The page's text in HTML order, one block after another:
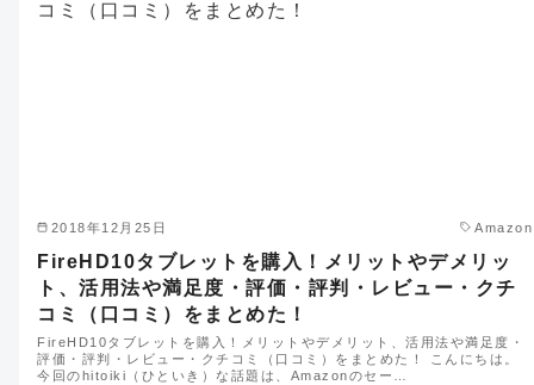
2018年12月25日 Amazon
FireHD10タブレットを購入！メリットやデメリッ
ト、活用法や満足度・評価・評判・レビュー・クチ
コミ（口コミ）をまとめた！
FireHD10タブレットを購入！メリットやデメリット、活用法や満足度・
評価・評判・レビュー・クチコミ（口コミ）をまとめた！ こんにちは。
今回のhitoiki（ひといき）な話題は、Amazonのセー…